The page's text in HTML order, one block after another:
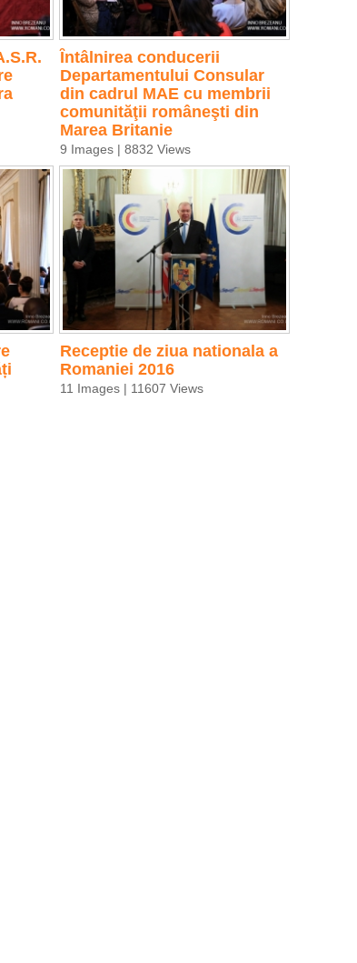
Ȋntâlnirea conducerii
Departamentului Consular
din cadrul MAE cu membrii
comunităţii româneşti din
Marea Britanie
9 Images | 8832 Views
Receptie de ziua nationala a
Romaniei 2016
11 Images | 11607 Views